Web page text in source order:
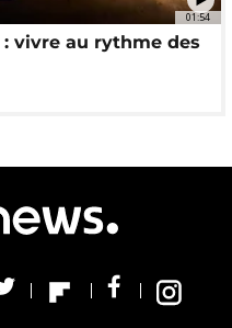
01:54
vivre au rythme des